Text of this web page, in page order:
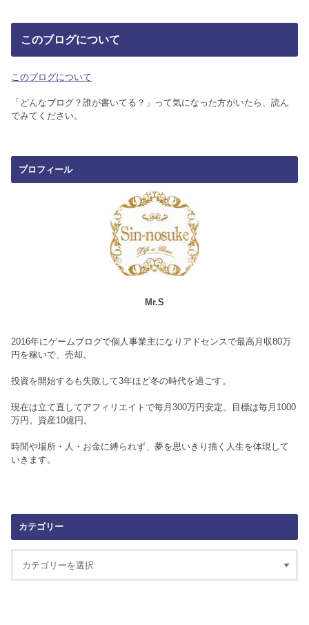
このブログについて
このブログについて
「どんなブログ？誰が書いてる？」って気になった方がいたら、読ん
でみてください。
プロフィール
Mr.S
2016年にゲームブログで個人事業主になりアドセンスで最高月収80万
円を稼いで、売却。
投資を開始するも失敗して3年ほど冬の時代を過ごす。
現在は立て直してアフィリエイトで毎月300万円安定。目標は毎月1000
万円。資産10億円。
時間や場所・人・お金に縛られず、夢を思いきり描く人生を体現して
いきます。
カテゴリー